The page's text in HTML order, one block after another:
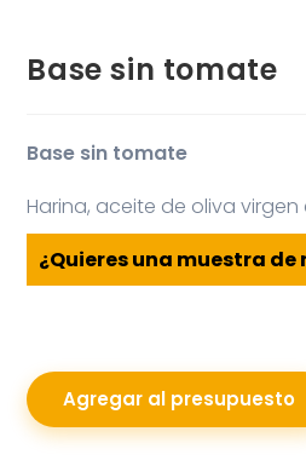
Base sin tomate
Base sin tomate
Harina, aceite de oliva virgen
¿Quieres una muestra de
Agregar al presupuesto